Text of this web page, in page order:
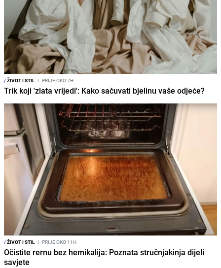
/ŽIVOT I STIL I PRIJE OKO 7H
Trik koji 'zlata vrijedi': Kako sačuvati bjelinu vaše odjeće?
/ŽIVOT I STIL I PRIJE OKO 11H
Očistite rernu bez hemikalija: Poznata stručnjakinja dijeli
savjete